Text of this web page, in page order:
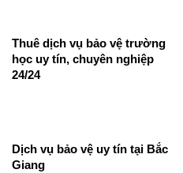
Thuê dịch vụ bảo vệ trường
học uy tín, chuyên nghiệp
24/24
Dịch vụ bảo vệ uy tín tại Bắc
Giang